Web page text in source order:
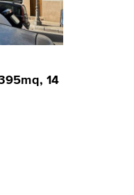
14